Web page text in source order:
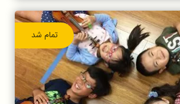
تمام شد